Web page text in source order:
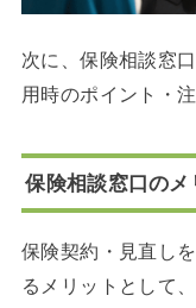
次に、保険相談窓
用時のポイント・
保険相談窓口のメ
保険契約・見直し
るメリットとして